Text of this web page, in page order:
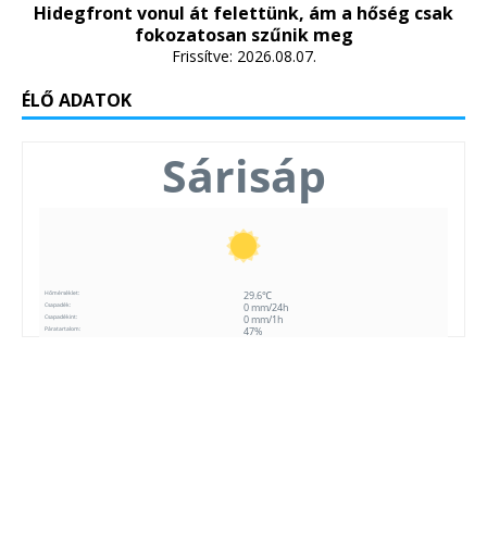
Hidegfront vonul át felettünk, ám a hőség csak
fokozatosan szűnik meg
Frissítve: 2026.08.07.
ÉLŐ ADATOK